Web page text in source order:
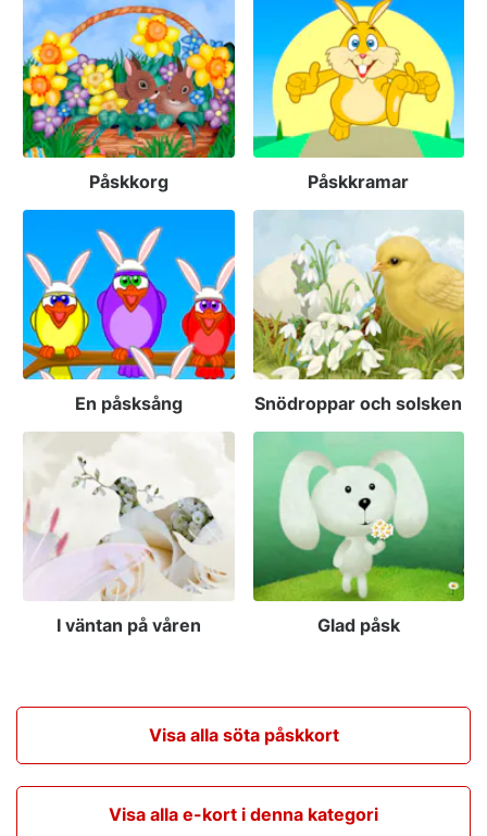
Påskkorg Påskkramar
En påsksång Snödroppar och solsken
I väntan på våren Glad påsk
Visa alla söta påskkort
Visa alla e-kort i denna kategori